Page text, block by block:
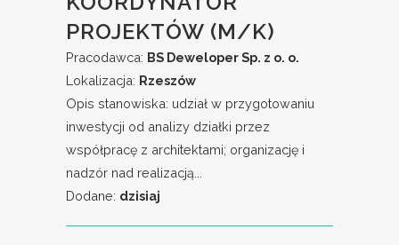
PROJEKTÓW (M/K)
Pracodawca: BS Deweloper Sp. z o. o.
Lokalizacja: Rzeszów
Opis stanowiska: udział w przygotowaniu
inwestycji od analizy działki przez
współpracę z architektami; organizację i
nadzór nad realizacją...
Dodane: dzisiaj